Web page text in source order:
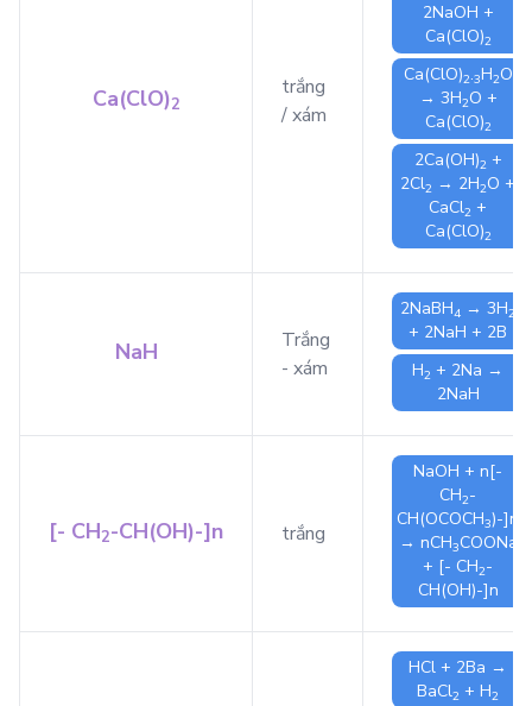
Ca(ClO)2
trắng
/ xám
2NaOH +
Ca(ClO)2
Ca(ClO)2.3H2O
→ 3H2O +
Ca(ClO)2
2Ca(OH)2 +
2Cl2 → 2H2O +
CaCl2 +
Ca(ClO)2
NaH
Trắng
- xám
2NaBH4 → 3H2
+ 2NaH + 2B
H2 + 2Na →
2NaH
[- CH2-CH(OH)-]n trắng
NaOH + n[-
CH2-
CH(OCOCH3)-]n
→ nCH3COONa
+ [- CH2-
CH(OH)-]n
HCl + 2Ba →
BaCl2 + H2